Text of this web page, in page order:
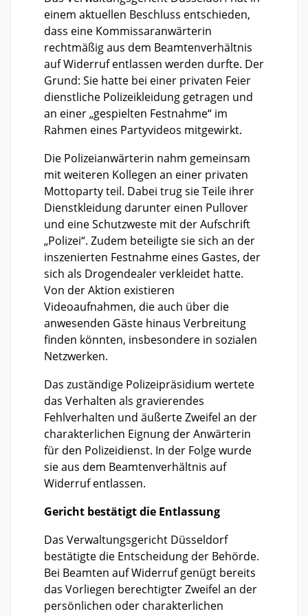
einem aktuellen Beschluss entschieden,
dass eine Kommissaranwärterin
rechtmäßig aus dem Beamtenverhältnis
auf Widerruf entlassen werden durfte. Der
Grund: Sie hatte bei einer privaten Feier
dienstliche Polizeikleidung getragen und
an einer „gespielten Festnahme“ im
Rahmen eines Partyvideos mitgewirkt.
Die Polizeianwärterin nahm gemeinsam
mit weiteren Kollegen an einer privaten
Mottoparty teil. Dabei trug sie Teile ihrer
Dienstkleidung darunter einen Pullover
und eine Schutzweste mit der Aufschrift
„Polizei“. Zudem beteiligte sie sich an der
inszenierten Festnahme eines Gastes, der
sich als Drogendealer verkleidet hatte.
Von der Aktion existieren
Videoaufnahmen, die auch über die
anwesenden Gäste hinaus Verbreitung
finden könnten, insbesondere in sozialen
Netzwerken.
Das zuständige Polizeipräsidium wertete
das Verhalten als gravierendes
Fehlverhalten und äußerte Zweifel an der
charakterlichen Eignung der Anwärterin
für den Polizeidienst. In der Folge wurde
sie aus dem Beamtenverhältnis auf
Widerruf entlassen.
Gericht bestätigt die Entlassung
Das Verwaltungsgericht Düsseldorf
bestätigte die Entscheidung der Behörde.
Bei Beamten auf Widerruf genügt bereits
das Vorliegen berechtigter Zweifel an der
persönlichen oder charakterlichen